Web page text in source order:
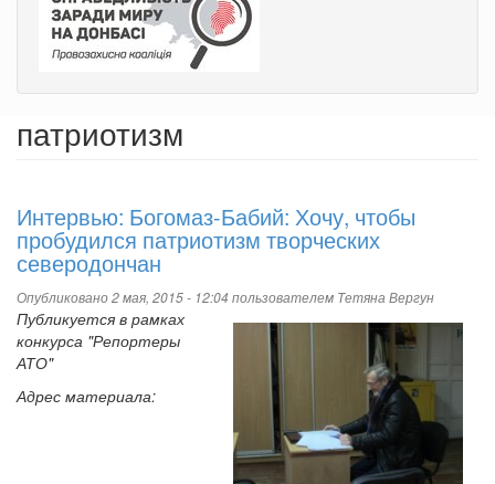
патриотизм
Интервью: Богомаз-Бабий: Хочу, чтобы
пробудился патриотизм творческих
северодончан
Опубликовано 2 мая, 2015 - 12:04 пользователем Тетяна Вергун
Публикуется в рамках
конкурса "Репортеры
АТО"
Адрес материала: